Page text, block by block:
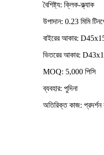
বৈশিষ্ট্য: ক্লিক-ক্ল্যাক
উপাদান: 0.23 মিমি
বাইরের আকার:
ভিতরের আকার:
MOQ: 5,000 পিসি
ব্যবহার: পুদিনা
অতিরিক্ত কাজ: প্রদর্শন